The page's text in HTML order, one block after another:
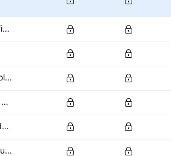
Participación en beneficios
Participación no controladora/interés minoritario
Otros ingresos/gastos después de impuestos
Ingresos netos antes de operaciones interrumpidas
Operaciones discontinuas